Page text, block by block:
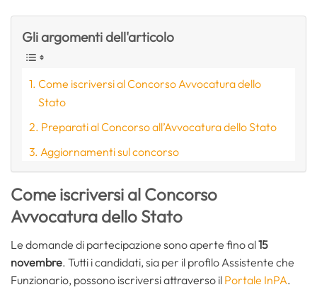
Gli argomenti dell'articolo
Come iscriversi al Concorso Avvocatura dello
Stato
Preparati al Concorso all’Avvocatura dello Stato
Aggiornamenti sul concorso
Come iscriversi al Concorso
Avvocatura dello Stato
Le domande di partecipazione sono aperte fino al15
novembre. Tutti i candidati, sia per il profilo Assistente che
Funzionario, possono iscriversi attraverso il Portale InPA.